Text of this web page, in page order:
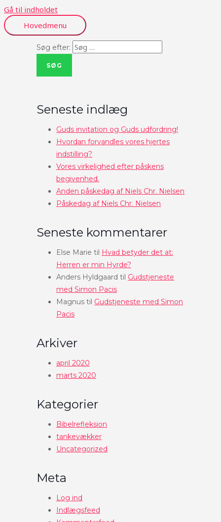
Gå til indholdet
Hovedmenu
Søg efter:
Seneste indlæg
Guds invitation og Guds udfordring!
Hvordan forvandles vores hjertes
indstilling?
Vores virkelighed efter påskens
begivenhed.
Anden påskedag af Niels Chr. Nielsen
Påskedag af Niels Chr. Nielsen
Seneste kommentarer
Else Marie til Hvad betyder det at:
Herren er min Hyrde?
Anders Hyldgaard til Gudstjeneste
med Simon Pacis
Magnus til Gudstjeneste med Simon
Pacis
Arkiver
april 2020
marts 2020
Kategorier
Bibelrefleksion
tankevækker
Uncategorized
Meta
Log ind
Indlægsfeed